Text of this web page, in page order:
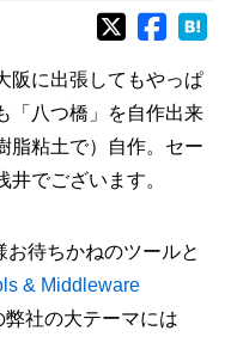
阪に出張してもやっぱ
「八つ橋」を自作出来
脂粘土で）自作。セー
でございます。
待ちかねのツールと
& Middleware
社の大テーマには